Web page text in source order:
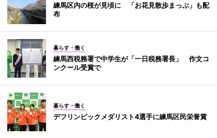
練馬区内の桜が見頃に 「お花見散歩まっぷ」も配
布
暮らす・働く
練馬西税務署で中学生が「一日税務署長」 作文コ
ンクール受賞で
暮らす・働く
デフリンピックメダリスト4選手に練馬区民栄誉賞